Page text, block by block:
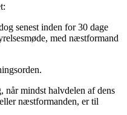
senest inden for 30 dage
med næstformand
når mindst halvdelen af dens
næstformanden, er til